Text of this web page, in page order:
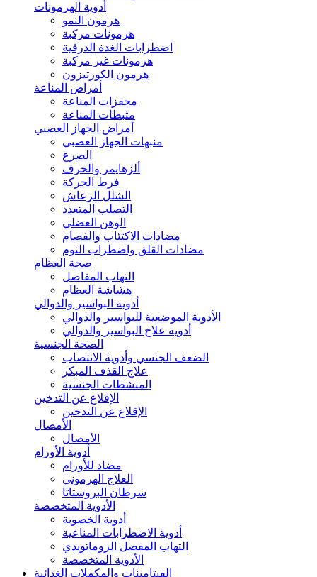
أدوية الهرمونات
هرمون النمو
هرمونات مركبة
اضطرابات الغدة الدرقية
هرمونات غير مركبة
هرمون الكورتيزون
أمراض المناعة
محفزات المناعة
مثبطات المناعة
أمراض الجهاز العصبي
منبهات الجهاز العصبي
الصرع
ألزهايمر والخرف
فرط الحركة
الشلل الرعاش
التصلب المتعدد
الوهن العضلي
مضادات الاكتئاب والفصام
مضادات القلق واضطراب النوم
صحة العظام
التهاب المفاصل
هشاشة العظام
أدوية البواسير والدوالي
الأدوية الموضعية للبواسير والدوالي
أدوية علاج البواسير والدوالي
الصحة الجنسية
الضعف الجنسي وأدوية الانتصاب
علاج القذف المبكر
المنشطات الجنسية
الإقلاع عن التدخين
الإقلاع عن التدخين
الأمصال
الأمصال
أدوية الأورام
مضاد للأورام
العلاج الهرموني
سرطان البروستاتا
الأدوية المتخصصة
أدوية الخصوبة
أدوية الاضطرابات المناعية
التهاب المفصل الروماتويدي
الأدوية المتخصصة
الفيتامينات والمكملات الغذائية